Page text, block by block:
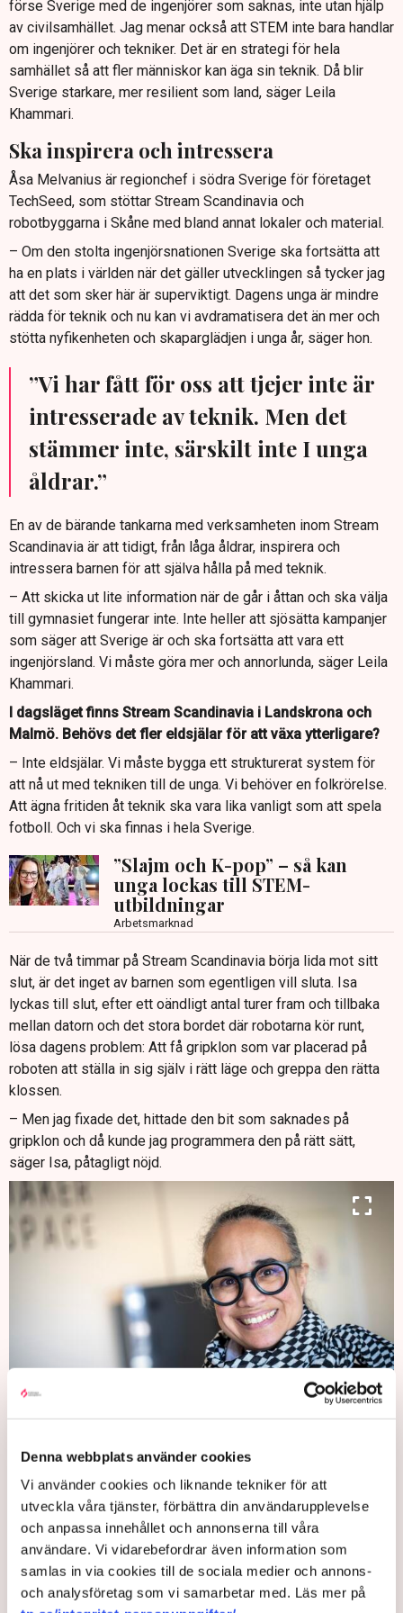
Denna webbplats använder cookies
Vi använder cookies och liknande tekniker för att
utveckla våra tjänster, förbättra din användarupplevelse
och anpassa innehållet och annonserna till våra
användare. Vi vidarebefordrar även information som
samlas in via cookies till de sociala medier och annons-
och analysföretag som vi samarbetar med. Läs mer på
förse Sverige med de ingenjörer som saknas, inte utan hjälp
av civilsamhället. Jag menar också att STEM inte bara handlar
om ingenjörer och tekniker. Det är en strategi för hela
samhället så att fler människor kan äga sin teknik. Då blir
Sverige starkare, mer resilient som land, säger Leila
Khammari.
Ska inspirera och intressera
Åsa Melvanius är regionchef i södra Sverige för företaget
TechSeed, som stöttar Stream Scandinavia och
robotbyggarna i Skåne med bland annat lokaler och material.
– Om den stolta ingenjörsnationen Sverige ska fortsätta att
ha en plats i världen när det gäller utvecklingen så tycker jag
att det som sker här är superviktigt. Dagens unga är mindre
rädda för teknik och nu kan vi avdramatisera det än mer och
stötta nyfikenheten och skaparglädjen i unga år, säger hon.
”Vi har fått för oss att tjejer inte är
intresserade av teknik. Men det
stämmer inte, särskilt inte I unga
åldrar.”
En av de bärande tankarna med verksamheten inom Stream
Scandinavia är att tidigt, från låga åldrar, inspirera och
intressera barnen för att själva hålla på med teknik.
– Att skicka ut lite information när de går i åttan och ska välja
till gymnasiet fungerar inte. Inte heller att sjösätta kampanjer
som säger att Sverige är och ska fortsätta att vara ett
ingenjörsland. Vi måste göra mer och annorlunda, säger Leila
Khammari.
I dagsläget finns Stream Scandinavia i Landskrona och
Malmö. Behövs det fler eldsjälar för att växa ytterligare?
– Inte eldsjälar. Vi måste bygga ett strukturerat system för
att nå ut med tekniken till de unga. Vi behöver en folkrörelse.
Att ägna fritiden åt teknik ska vara lika vanligt som att spela
fotboll. Och vi ska finnas i hela Sverige.
”Slajm och K-pop” – så kan
unga lockas till STEM-
utbildningar
Arbetsmarknad
När de två timmar på Stream Scandinavia börja lida mot sitt
slut, är det inget av barnen som egentligen vill sluta. Isa
lyckas till slut, efter ett oändligt antal turer fram och tillbaka
mellan datorn och det stora bordet där robotarna kör runt,
lösa dagens problem: Att få gripklon som var placerad på
roboten att ställa in sig själv i rätt läge och greppa den rätta
klossen.
– Men jag fixade det, hittade den bit som saknades på
gripklon och då kunde jag programmera den på rätt sätt,
säger Isa, påtagligt nöjd.
högstadiet blir skillnaden mellan killars och tjejers intressen större”,
Leila Khammari är inte överraskad över sammansättningen i
gruppen, en ung kille, resten tjejer.
– Vi har fått för oss att tjejer inte är intresserade av teknik.
Men det stämmer inte, särskilt inte I unga åldrar. Högre upp i
mellan- och högstadiet blir skillnaden mellan killars och